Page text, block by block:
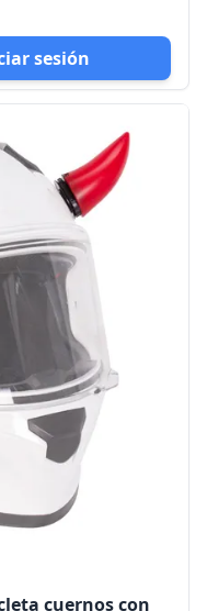
sesión
cuernos con